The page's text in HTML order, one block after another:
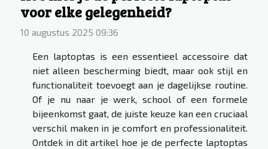
voor elke gelegenheid?
10 augustus 2025 09:36
Een laptoptas is een essentieel accessoire dat
niet alleen bescherming biedt, maar ook stijl en
functionaliteit toevoegt aan je dagelijkse routine.
Of je nu naar je werk, school of een formele
bijeenkomst gaat, de juiste keuze kan een cruciaal
verschil maken in je comfort en professionaliteit.
Ontdek in dit artikel hoe je de perfecte laptoptas